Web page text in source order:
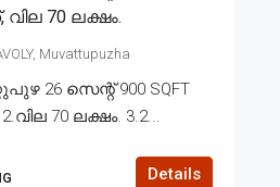
വില 70 ലക്ഷം.
Muvattupuzha
26 സെന്റ് 900 SQFT
70 ലക്ഷം. 3.2...
Details